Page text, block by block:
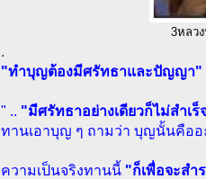
3หลว
.
"ทำบุญต้องมีศรัทธาและปัญญา"
" .. "มีศรัทธาอย่างเดียวก็ไม่สำ
ทานเอาบุญ ๆ ถามว่า บุญนั้นคือ
ความเป็นจริงทานนี้ "ก็เพื่อจะส